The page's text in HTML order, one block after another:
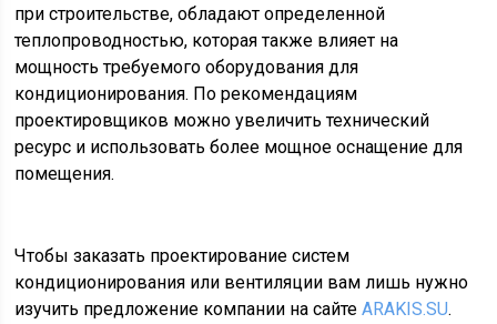
при строительстве, обладают определенной
теплопроводностью, которая также влияет на
мощность требуемого оборудования для
кондиционирования. По рекомендациям
проектировщиков можно увеличить технический
ресурс и использовать более мощное оснащение для
помещения.
Чтобы заказать проектирование систем
кондиционирования или вентиляции вам лишь нужно
изучить предложение компании на сайтеARAKIS.SU.